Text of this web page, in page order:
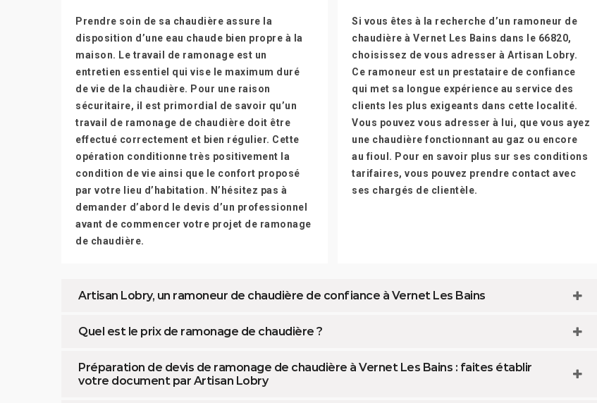
Prendre soin de sa chaudière assure la
disposition d’une eau chaude bien propre à la
maison. Le travail de ramonage est un
entretien essentiel qui vise le maximum duré
de vie de la chaudière. Pour une raison
sécuritaire, il est primordial de savoir qu’un
travail de ramonage de chaudière doit être
effectué correctement et bien régulier. Cette
opération conditionne très positivement la
condition de vie ainsi que le confort proposé
par votre lieu d’habitation. N’hésitez pas à
demander d’abord le devis d’un professionnel
avant de commencer votre projet de ramonage
de chaudière.
Si vous êtes à la recherche d’un ramoneur de
chaudière à Vernet Les Bains dans le 66820,
choisissez de vous adresser à Artisan Lobry.
Ce ramoneur est un prestataire de confiance
qui met sa longue expérience au service des
clients les plus exigeants dans cette localité.
Vous pouvez vous adresser à lui, que vous ayez
une chaudière fonctionnant au gaz ou encore
au fioul. Pour en savoir plus sur ses conditions
tarifaires, vous pouvez prendre contact avec
ses chargés de clientèle.
Artisan Lobry, un ramoneur de chaudière de confiance à Vernet Les Bains
Quel est le prix de ramonage de chaudière ?
Préparation de devis de ramonage de chaudière à Vernet Les Bains : faites établir
votre document par Artisan Lobry